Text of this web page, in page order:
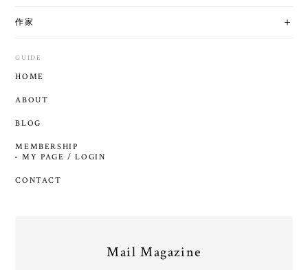
作家
GUIDE
HOME
ABOUT
BLOG
MEMBERSHIP
MY PAGE / LOGIN
CONTACT
Mail Magazine